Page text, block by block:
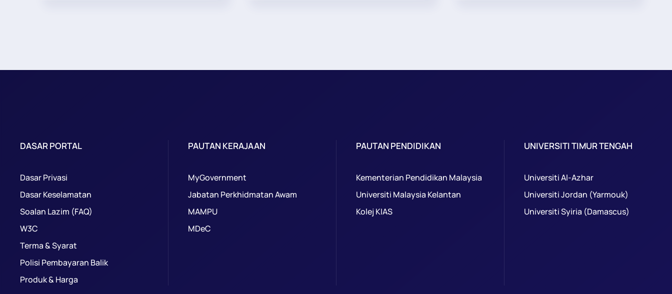
DASAR PORTAL
Dasar Privasi
Dasar Keselamatan
Soalan Lazim (FAQ)
W3C
Terma & Syarat
Polisi Pembayaran Balik
Produk & Harga
PAUTAN KERAJAAN
MyGovernment
Jabatan Perkhidmatan Awam
MAMPU
MDeC
PAUTAN PENDIDIKAN
Kementerian Pendidikan Malaysia
Universiti Malaysia Kelantan
Kolej KIAS
UNIVERSITI TIMUR TENGAH
Universiti Al-Azhar
Universiti Jordan (Yarmouk)
Universiti Syiria (Damascus)